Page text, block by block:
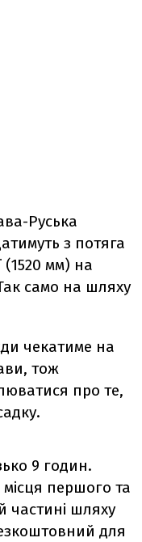
Руська
з потяга
(1520 мм) на
само на шляху
чекатиме на
тож
про те,
9 годин.
першого та
частині шляху
для